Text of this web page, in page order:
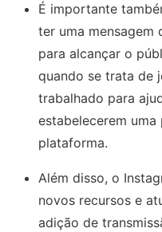
É importante
ter uma mensagem
para alcançar o
quando se trata de
trabalhado para
estabelecerem
plataforma.
Além disso, o
novos recursos e
adição de